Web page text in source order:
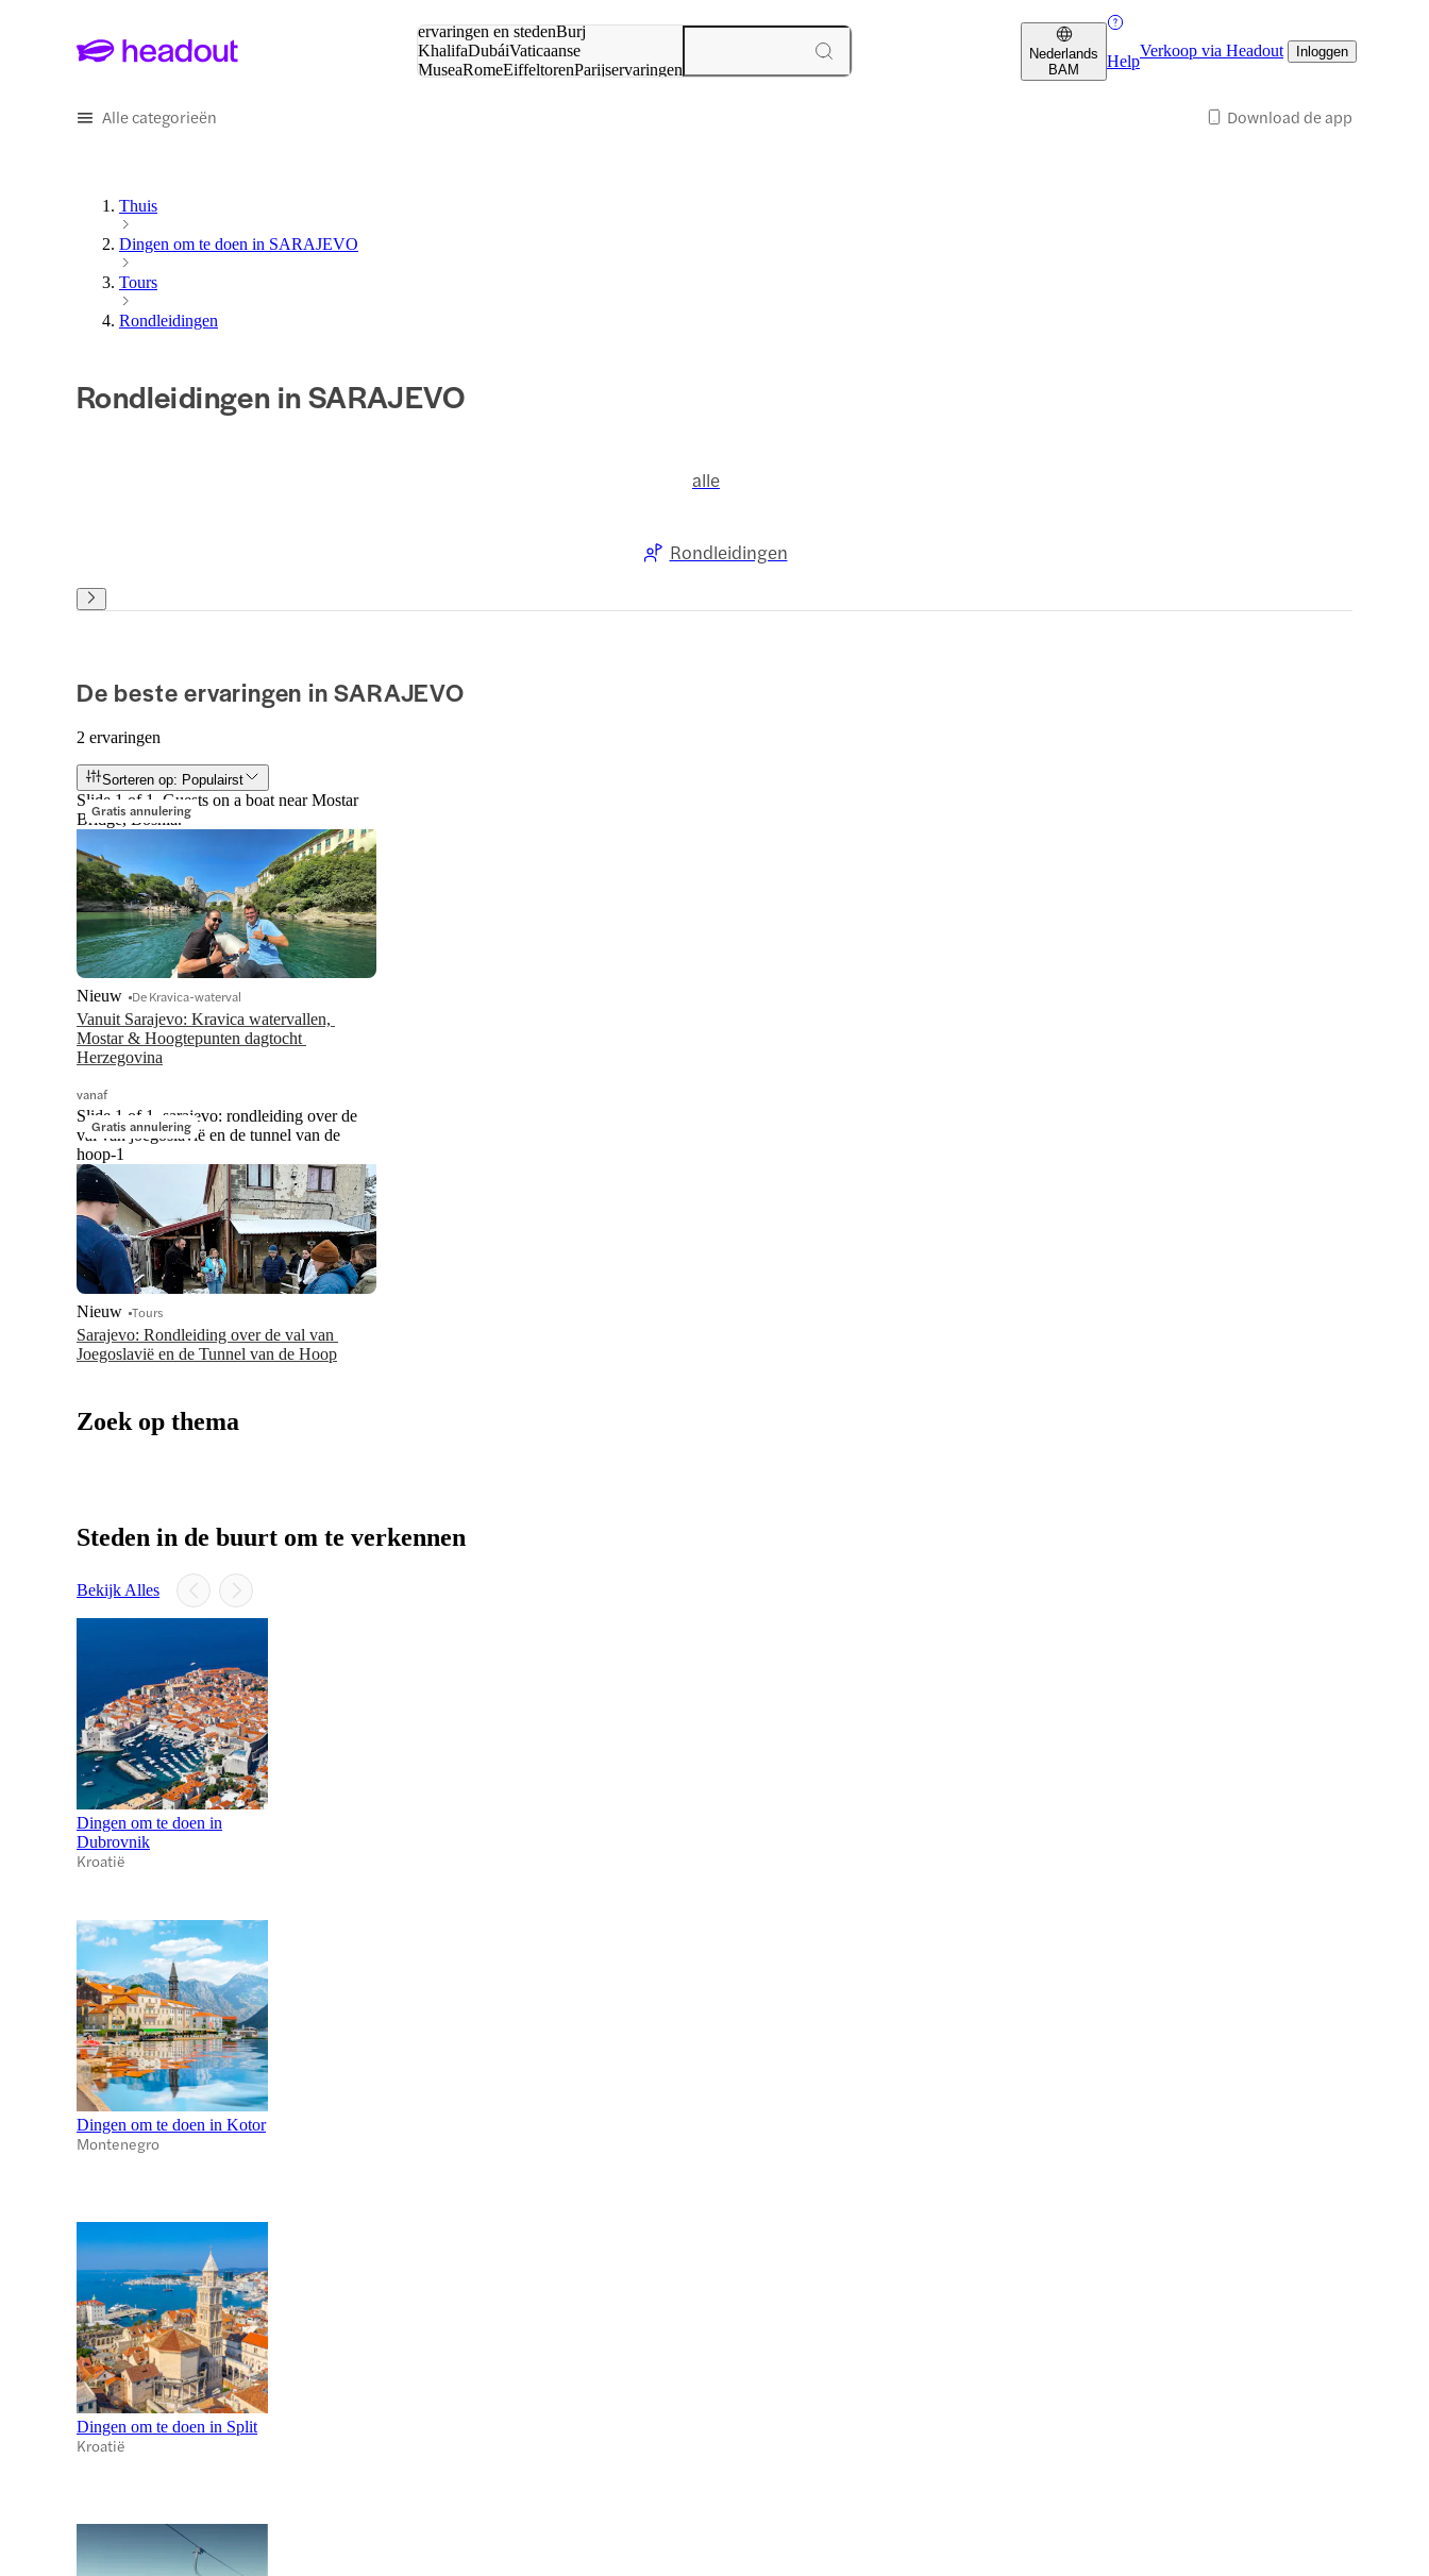
ervaringen en stedenBurj
KhalifaDubáiVaticaanse
MuseaRomeEiffeltorenParijservaringen
Nederlands
BAM
Help
Verkoop via Headout Inloggen
Alle categorieën Download de app
Thuis
Dingen om te doen in SARAJEVO
Tours
Rondleidingen
Rondleidingen in SARAJEVO
alle
Rondleidingen
De beste ervaringen in SARAJEVO
2 ervaringen
Sorteren op: Populairst
Gratis annulering
Slide 1 of 1, Guests on a boat near Mostar
Bridge, Bosnia.
Vanuit Sarajevo: Kravica watervallen,
Mostar & Hoogtepunten dagtocht
Herzegovina
Nieuw De Kravica-waterval
vanaf
Gratis annulering
Slide 1 of 1, sarajevo: rondleiding over de
val van joegoslavië en de tunnel van de
hoop-1
Sarajevo: Rondleiding over de val van
Joegoslavië en de Tunnel van de Hoop
Nieuw Tours
Zoek op thema
Steden in de buurt om te verkennen
Bekijk Alles
Dingen om te doen in
Dubrovnik
Kroatië
Dingen om te doen in Kotor
Montenegro
Dingen om te doen in Split
Kroatië